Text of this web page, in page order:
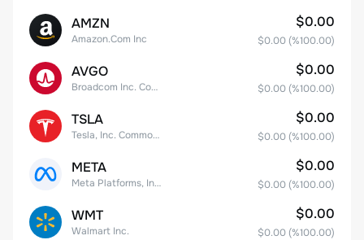
AMZN
Amazon.Com Inc
$0.00
$0.00 (%100.00)
AVGO
Broadcom Inc. Common Stock
$0.00
$0.00 (%100.00)
TSLA
Tesla, Inc. Common Stock
$0.00
$0.00 (%100.00)
META
Meta Platforms, Inc. Class A Common Stock
$0.00
$0.00 (%100.00)
WMT
Walmart Inc.
$0.00
$0.00 (%100.00)